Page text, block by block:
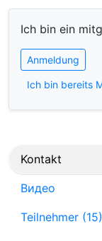
Ich bin ein
Anmeldung
Ich bin bereits
Kontakt
Видео
Teilnehmer (15)